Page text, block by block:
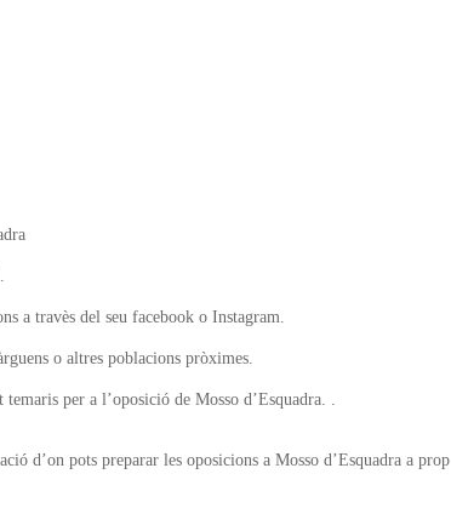
a travès del seu facebook o Instagram.
o altres poblacions pròximes.
per a l’oposició de Mosso d’Esquadra. .
d’on pots preparar les oposicions a Mosso d’Esquadra a prop